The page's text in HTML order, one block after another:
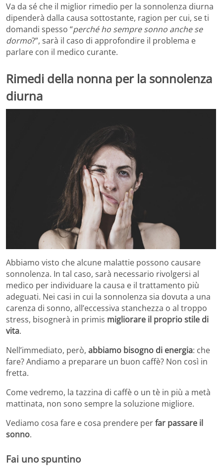
Va da sé che il miglior rimedio per la sonnolenza diurna
dipenderà dalla causa sottostante, ragion per cui, se ti
domandi spesso “perché ho sempre sonno anche se
dormo?”, sarà il caso di approfondire il problema e
parlare con il medico curante.
Rimedi della nonna per la sonnolenza
diurna
Abbiamo visto che alcune malattie possono causare
sonnolenza. In tal caso, sarà necessario rivolgersi al
medico per individuare la causa e il trattamento più
adeguati. Nei casi in cui la sonnolenza sia dovuta a una
carenza di sonno, all’eccessiva stanchezza o al troppo
stress, bisognerà in primis migliorare il proprio stile di
vita.
Nell’immediato, però, abbiamo bisogno di energia: che
fare? Andiamo a preparare un buon caffè? Non così in
fretta.
Come vedremo, la tazzina di caffè o un tè in più a metà
mattinata, non sono sempre la soluzione migliore.
Vediamo cosa fare e cosa prendere perfar passare il
sonno.
Fai uno spuntino